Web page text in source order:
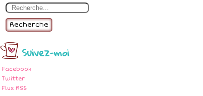
Recherche
Suivez-moi
Facebook
Twitter
Flux RSS